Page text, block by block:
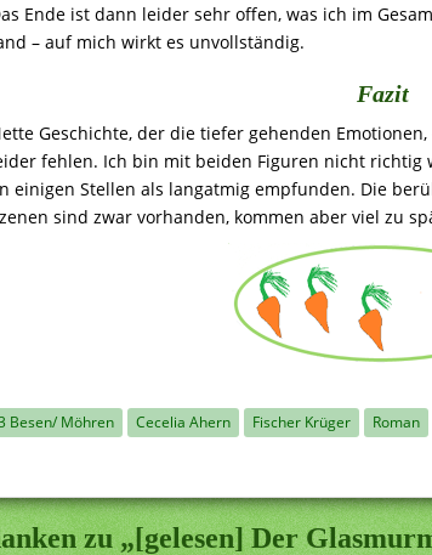
Ende ist dann leider sehr offen, was ich im
– auf mich wirkt es unvollständig.
Fazit
Geschichte, der die tiefer gehenden
fehlen. Ich bin mit beiden Figuren nicht richtig
einigen Stellen als langatmig empfunden. Die
sind zwar vorhanden, kommen aber viel zu
Besen/ Möhren Cecelia Ahern Fischer Krüger Roman
zu „[gelesen] Der